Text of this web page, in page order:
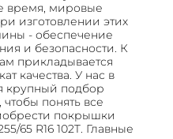
время, мировые
изготовлении этих
- обеспечение
и безопасности. К
прикладывается
качества. У нас в
крупный подбор
понять все
покрышки
65 R16 102T. Главные